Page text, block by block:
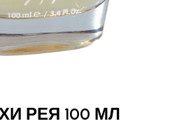
РЕЯ 100 МЛ